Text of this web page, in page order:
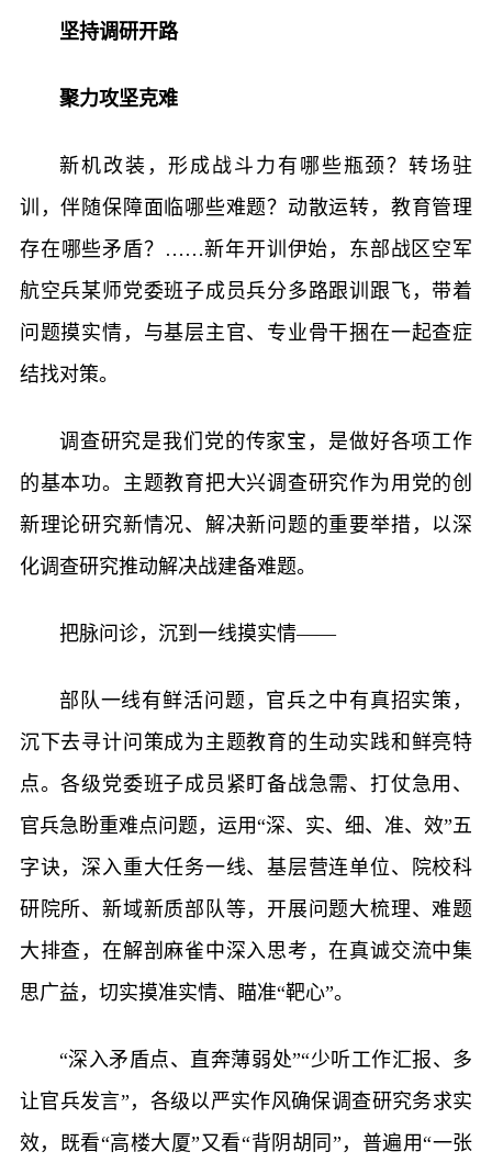
坚持调研开路
聚力攻坚克难
新机改装，形成战斗力有哪些瓶颈？转场驻
训，伴随保障面临哪些难题？动散运转，教育管理
存在哪些矛盾？……新年开训伊始，东部战区空军
航空兵某师党委班子成员兵分多路跟训跟飞，带着
问题摸实情，与基层主官、专业骨干捆在一起查症
结找对策。
调查研究是我们党的传家宝，是做好各项工作
的基本功。主题教育把大兴调查研究作为用党的创
新理论研究新情况、解决新问题的重要举措，以深
化调查研究推动解决战建备难题。
把脉问诊，沉到一线摸实情——
部队一线有鲜活问题，官兵之中有真招实策，
沉下去寻计问策成为主题教育的生动实践和鲜亮特
点。各级党委班子成员紧盯备战急需、打仗急用、
官兵急盼重难点问题，运用“深、实、细、准、效”五
字诀，深入重大任务一线、基层营连单位、院校科
研院所、新域新质部队等，开展问题大梳理、难题
大排查，在解剖麻雀中深入思考，在真诚交流中集
思广益，切实摸准实情、瞄准“靶心”。
“深入矛盾点、直奔薄弱处”“少听工作汇报、多
让官兵发言”，各级以严实作风确保调查研究务求实
效，既看“高楼大厦”又看“背阴胡同”，普遍用“一张